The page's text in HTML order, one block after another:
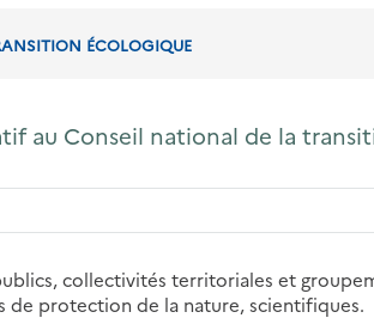
ÉCOLOGIQUE
au Conseil national de la
collectivités territoriales et
de protection de la nature, scientifiques.